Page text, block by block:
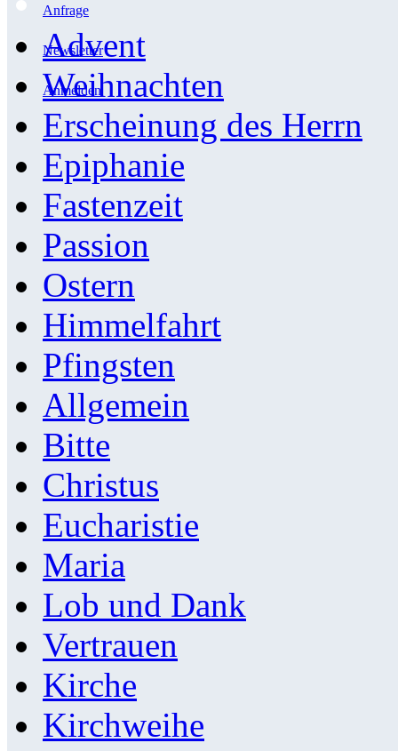
Anfrage
Newsletter
Anmelden
Advent
Weihnachten
Erscheinung des Herrn
Epiphanie
Fastenzeit
Passion
Ostern
Himmelfahrt
Pfingsten
Allgemein
Bitte
Christus
Eucharistie
Maria
Lob und Dank
Vertrauen
Kirche
Kirchweihe